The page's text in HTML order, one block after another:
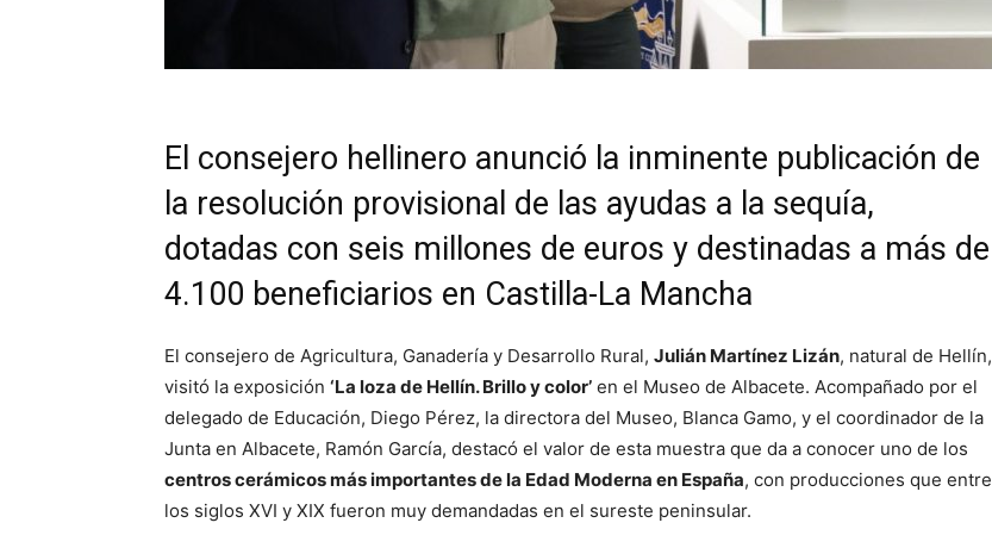
El consejero hellinero anunció la inminente publicación de
la resolución provisional de las ayudas a la sequía,
dotadas con seis millones de euros y destinadas a más de
4.100 beneficiarios en Castilla-La Mancha
El consejero de Agricultura, Ganadería y Desarrollo Rural, Julián Martínez Lizán, natural de Hellín,
visitó la exposición ‘La loza de Hellín. Brillo y color’ en el Museo de Albacete. Acompañado por el
delegado de Educación, Diego Pérez, la directora del Museo, Blanca Gamo, y el coordinador de la
Junta en Albacete, Ramón García, destacó el valor de esta muestra que da a conocer uno de los
centros cerámicos más importantes de la Edad Moderna en España, con producciones que entre
los siglos XVI y XIX fueron muy demandadas en el sureste peninsular.